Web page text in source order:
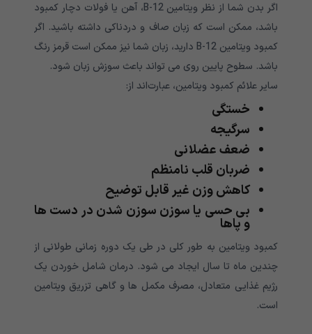
اگر بدن شما از نظر ویتامین B-12، آهن یا فولات دچار کمبود
باشد، ممکن است که زبان صاف و دردناکی داشته باشید. اگر
کمبود ویتامین B-12 دارید، زبان شما نیز ممکن است قرمز رنگ
باشد. سطوح پایین روی می تواند باعث سوزش زبان شود.
سایر علائم کمبود ویتامین، عبارت‌اند از:
خستگی
سرگیجه
ضعف عضلانی
ضربان قلب نامنظم
کاهش وزن غیر قابل توضیح
بی حسی یا سوزن سوزن شدن در دست ها
و پاها
کمبود ویتامین به طور کلی در طی یک دوره زمانی طولانی از
چندین ماه تا سال ایجاد می شود. درمان شامل خوردن یک
رژیم غذایی متعادل، مصرف مکمل ها و گاهی تزریق ویتامین
است.